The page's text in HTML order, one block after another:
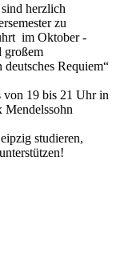
herzlich
zu
im Oktober -
großem
Requiem“
von 19 bis 21 Uhr in
Mendelssohn
studieren,